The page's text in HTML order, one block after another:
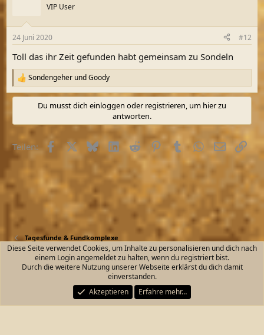
e
:
VIP User
24 Juni 2020 #12
Toll das ihr Zeit gefunden habt gemeinsam zu Sondeln
R
e
a
i
n
e
Sondengeher undGoody
Du musst dich einloggen oder registrieren, um hier zu
antworten.
Teilen: Facebook
X (Twitter)
BlueskyLinkedIn
Reddit Pinterest
TumblrWhatsApp
E-MailLink
Tagesfunde & Fundkomplexe
Kontakt Nutzungsbedingungen
Datenschutz
Start
R
S
Community platform by XenForo® © 2010-2026 XenForo Ltd.
Diese Seite verwendet Cookies, um Inhalte zu personalisieren und dich nach
einem Login angemeldet zu halten, wenn du registriert bist.
Durch die weitere Nutzung unserer Webseite erklärst du dich damit
einverstanden.
Akzeptieren
Erfahre mehr…